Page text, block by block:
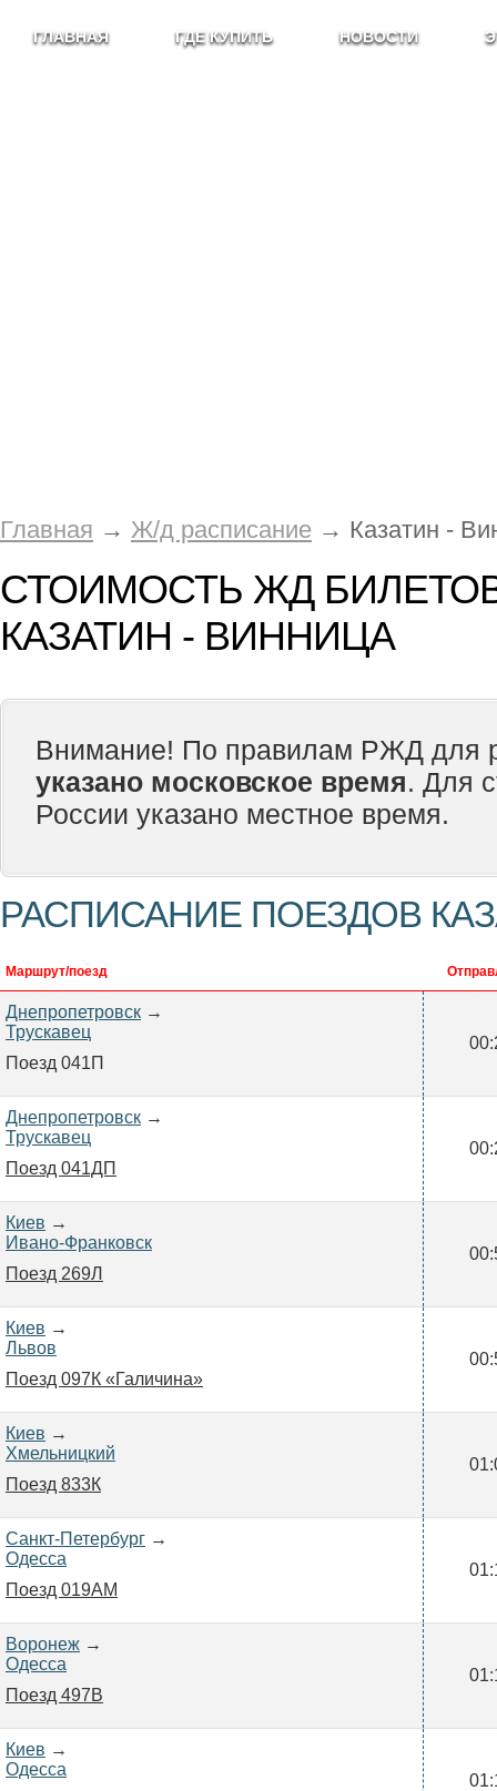
ГЛАВНАЯ ГДЕ КУПИТЬ НОВОСТИ
Главная → Ж/д расписание → Казатин -
СТОИМОСТЬ ЖД
КАЗАТИН - ВИННИЦА
Внимание! По правилам РЖД для
указано московское время. Для
России указано местное время.
РАСПИСАНИЕ ПОЕЗДОВ
Маршрут/поезд
Днепропетровск →
Трускавец
Поезд 041П
Днепропетровск →
Трускавец
Поезд 041ДП
Киев →
Ивано-Франковск
Поезд 269Л
Киев →
Львов
Поезд 097К «Галичина»
Киев →
Хмельницкий
Поезд 833К
Санкт-Петербург →
Одесса
Поезд 019АМ
Воронеж →
Одесса
Поезд 497В
Киев →
Одесса